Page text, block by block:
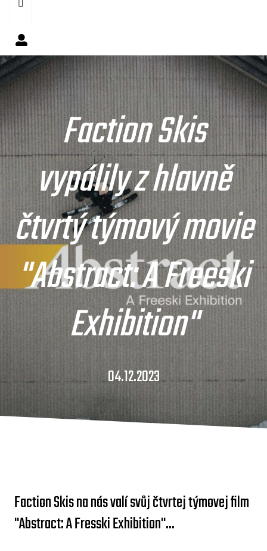
Faction Skis
vypálily z hlavně
čtvrtý týmový movie
"Abstract: A Freeski
Exhibition"
04.12.2023
Faction Skis na nás valí svůj čtvrtej týmovej film
"Abstract: A Fresski Exhibition"...